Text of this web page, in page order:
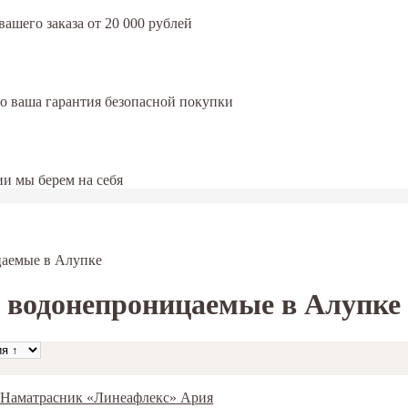
заказа от 20 000 рублей
ваша гарантия безопасной покупки
мы берем на себя
в Алупке
в Алупке
«Линеафлекс» Ария